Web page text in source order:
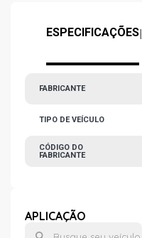
ESPECIFICAÇÕES|
FABRICANTE
TIPO DE VEÍCULO
CÓDIGO DO
FABRICANTE
APLICAÇÃO